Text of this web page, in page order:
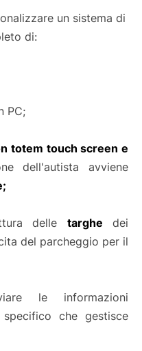
un sistema di
di:
PC;
totem touch screen e
dell'autista avviene
delle targhe dei
del parcheggio per il
le informazioni
che gestisce